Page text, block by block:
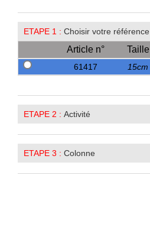
ETAPE 1 : Choisir votre
Article n° Taille
61417 15cm
ETAPE 2 : Activité
ETAPE 3 : Colonne